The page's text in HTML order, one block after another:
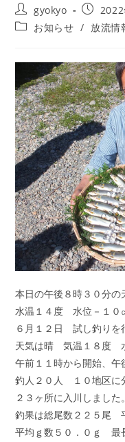
投
稿
者:
gyokyo
投
稿
公
日:
投
テ
リ
ー:
お知らせ / 放流情
本日の午後８時３０分
水温１４度 水位－１０
６月１２日 試し釣りを
天気は晴 気温１８度
午前１１時から開始、午
釣人２０人 １０地区に
２３ヶ所に入川しまし
釣果は総尾数２２５尾
平均ｇ数５０．０ｇ 最